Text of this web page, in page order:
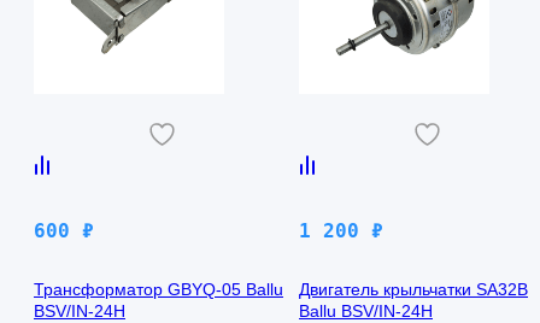
600 ₽
Трансформатор GBYQ-05 Ballu
BSV/IN-24H
1 200 ₽
Двигатель крыльчатки SA32B
Ballu BSV/IN-24H